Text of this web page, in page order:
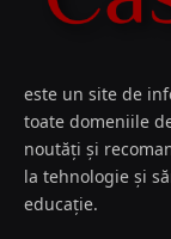
este un site de
toate domeniile
noutăți și
la tehnologie și
educație.